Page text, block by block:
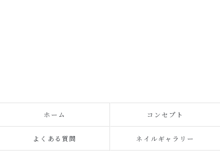
ホーム コンセプト
よくある質問 ネイルギャラリー